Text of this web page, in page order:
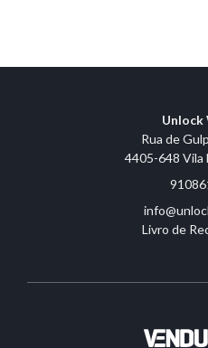
Unlock
Rua de
4405-648 Vila
Livro de